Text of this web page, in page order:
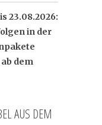
23.08.2026:
in der
dem
AUS DEM